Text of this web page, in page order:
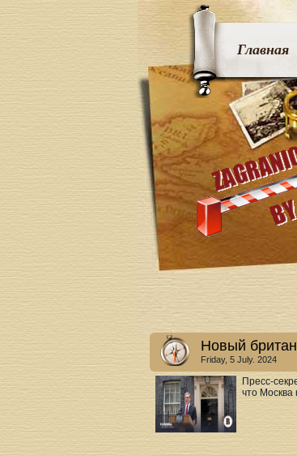
Главная
Новый
Friday, 5 July. 2024
Пресс-
что Москва